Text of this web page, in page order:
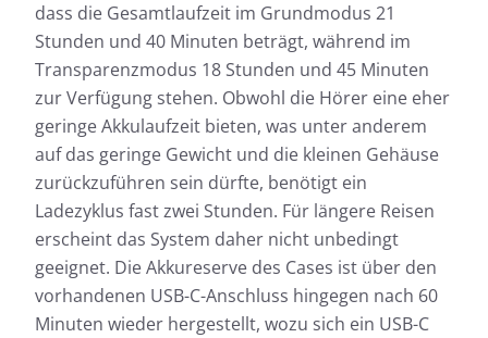
dass die Gesamtlaufzeit im Grundmodus 21
Stunden und 40 Minuten beträgt, während im
Transparenzmodus 18 Stunden und 45 Minuten
zur Verfügung stehen. Obwohl die Hörer eine eher
geringe Akkulaufzeit bieten, was unter anderem
auf das geringe Gewicht und die kleinen Gehäuse
zurückzuführen sein dürfte, benötigt ein
Ladezyklus fast zwei Stunden. Für längere Reisen
erscheint das System daher nicht unbedingt
geeignet. Die Akkureserve des Cases ist über den
vorhandenen USB-C-Anschluss hingegen nach 60
Minuten wieder hergestellt, wozu sich ein USB-C